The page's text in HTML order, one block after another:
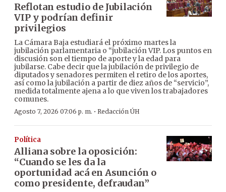
Reflotan estudio de Jubilación
VIP y podrían definir
privilegios
La Cámara Baja estudiará el próximo martes la
jubilación parlamentaria o “jubilación VIP. Los puntos en
discusión son el tiempo de aporte y la edad para
jubilarse. Cabe decir que la jubilación de privilegio de
diputados y senadores permiten el retiro de los aportes,
así como la jubilación a partir de diez años de “servicio”,
medida totalmente ajena a lo que viven los trabajadores
comunes.
Agosto 7, 2026 07:06 p. m. · Redacción ÚH
Política
Alliana sobre la oposición:
“Cuando se les da la
oportunidad acá en Asunción o
como presidente, defraudan”